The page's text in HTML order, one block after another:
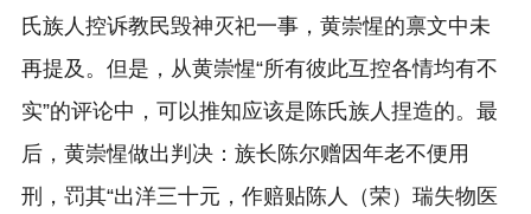
氏族人控诉教民毁神灭祀一事，黄崇惺的禀文中未
再提及。但是，从黄崇惺“所有彼此互控各情均有不
实”的评论中，可以推知应该是陈氏族人捏造的。最
后，黄崇惺做出判决：族长陈尔赠因年老不便用
刑，罚其“出洋三十元，作赔贴陈人（荣）瑞失物医